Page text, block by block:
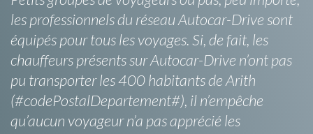
les professionnels du réseau Autocar-Drive sont
équipés pour tous les voyages. Si, de fait, les
chauffeurs présents sur Autocar-Drive n’ont pas
pu transporter les 400 habitants de Arith
(#codePostalDepartement#), il n’empêche
qu’aucun voyageur n’a pas apprécié les